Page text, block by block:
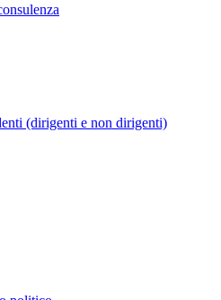
(dirigenti e non dirigenti)